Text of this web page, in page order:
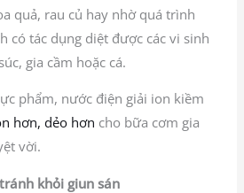
quả, rau củ hay nhờ quá trình
có tác dụng diệt được các vi sinh
gia cầm hoặc cá.
phẩm, nước điện giải ion kiềm
hơn, dẻo hơn cho bữa cơm gia
vời.
khỏi giun sán